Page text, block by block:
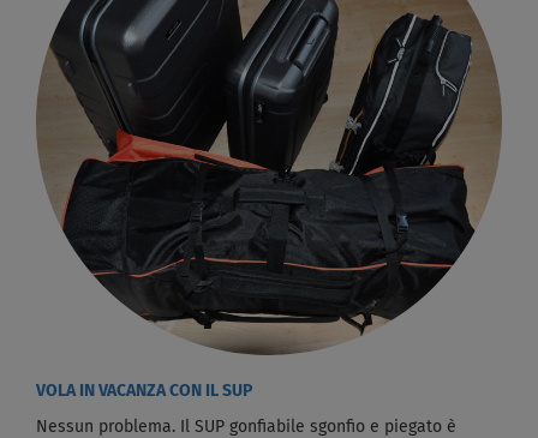
VOLA IN VACANZA CON IL SUP
Nessun problema. Il SUP gonfiabile sgonfio e piegato è